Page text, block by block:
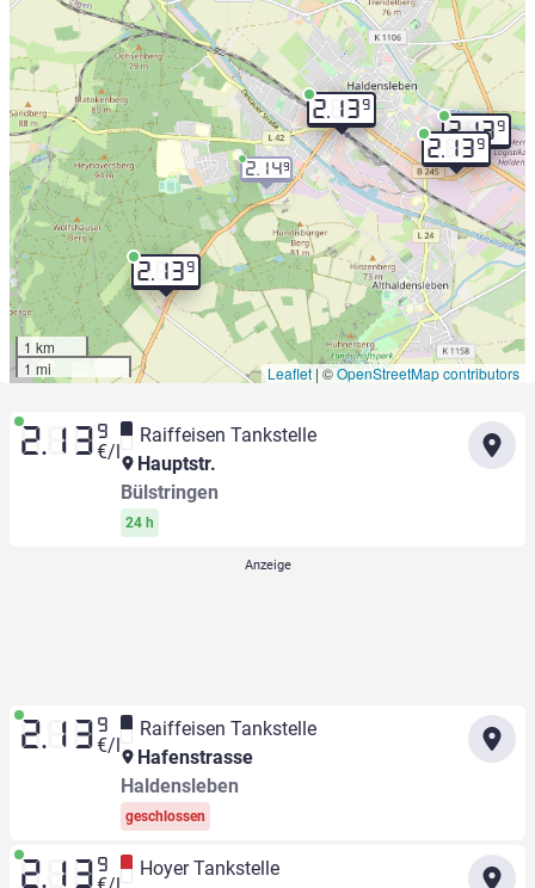
2.139
2.139
2.139
2.139
2.149
1 km
1 mi
Leaflet | ©OpenStreetMap contributors
2.13 9
€/l
Raiffeisen Tankstelle
Hauptstr.
Bülstringen
24 h
2.13 9
€/l
Raiffeisen Tankstelle
Hafenstrasse
Haldensleben
geschlossen
2.13 9
Hoyer Tankstelle